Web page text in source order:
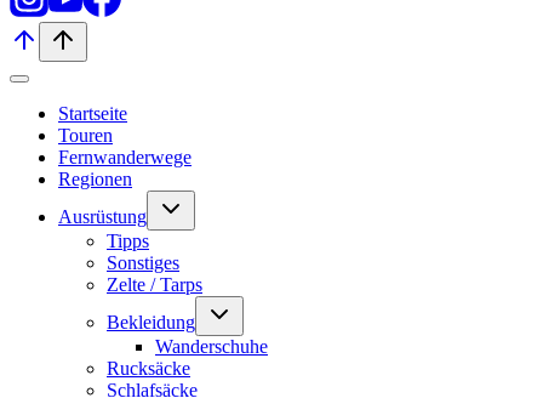
Startseite
Touren
Fernwanderwege
Regionen
Ausrüstung
Untermenü
umschalten
Tipps
Sonstiges
Zelte / Tarps
Bekleidung
Untermenü
umschalten
Wanderschuhe
Rucksäcke
Schlafsäcke